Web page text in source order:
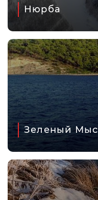
Нюрба
Зеленый Мыс